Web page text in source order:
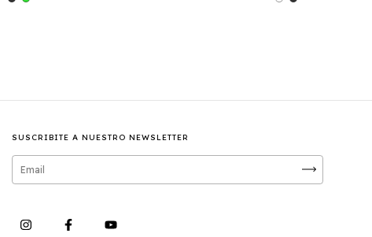
SUSCRIBITE A NUESTRO NEWSLETTER